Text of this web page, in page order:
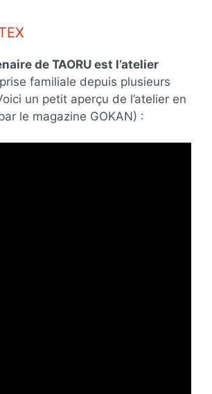
de TAORU est l’atelier
familiale depuis plusieurs
un petit aperçu de l’atelier en
le magazine GOKAN) :